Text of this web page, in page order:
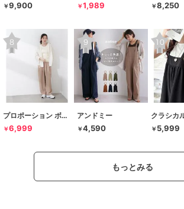
￥9,900 ￥1,989 ￥8,250
プロポーション ボディドレッシング
￥6,999
アンドミー
￥4,590
クラシカ
￥ 5,999
もっとみる